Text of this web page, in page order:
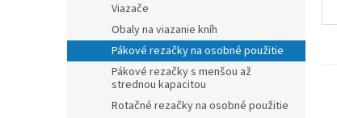
Viazače
Obaly na viazanie kníh
Pákové rezačky na osobné použitie
Pákové rezačky s menšou až
strednou kapacitou
Rotačné rezačky na osobné použitie